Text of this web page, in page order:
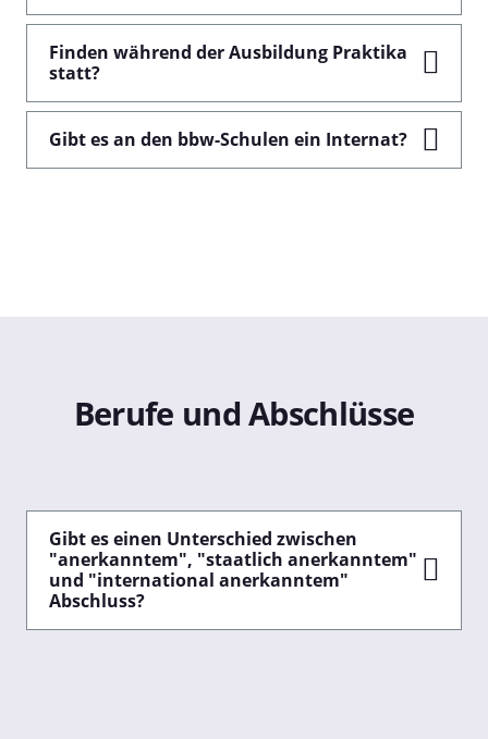
Finden während der Ausbildung Praktika
statt?
Gibt es an den bbw-Schulen ein Internat?
Berufe und Abschlüsse
Gibt es einen Unterschied zwischen
"anerkanntem", "staatlich anerkanntem"
und "international anerkanntem"
Abschluss?